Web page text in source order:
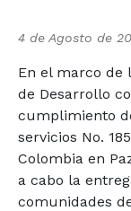
4 de Agosto de
En el marco de
de Desarrollo
cumplimiento
servicios No.
Colombia en
a cabo la
comunidades